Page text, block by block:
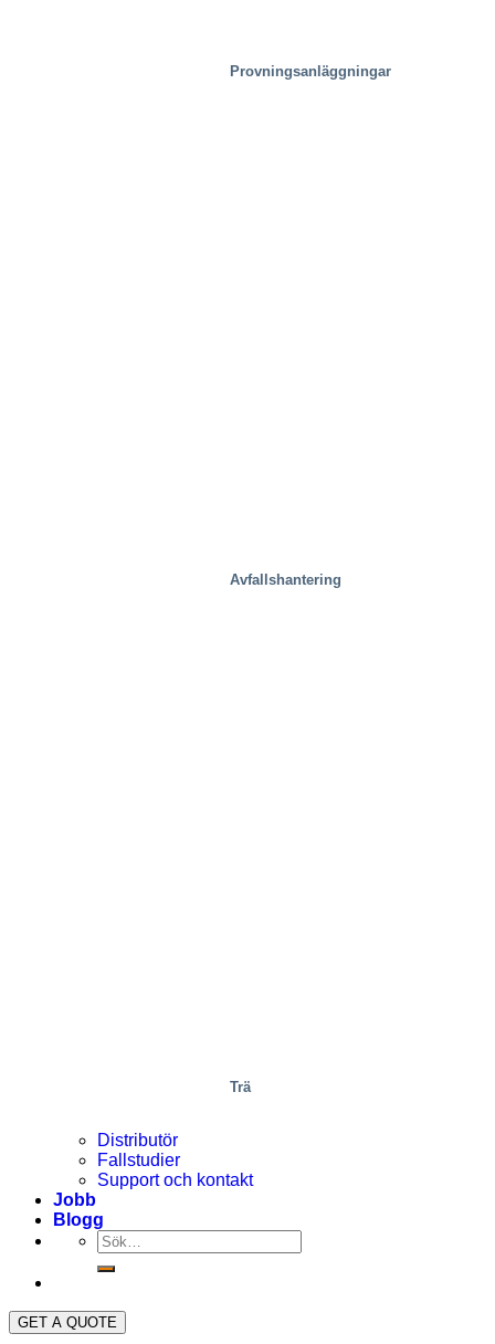
Provningsanläggningar
Avfallshantering
Trä
Distributör
Fallstudier
Support och kontakt
Jobb
Blogg
GET A QUOTE